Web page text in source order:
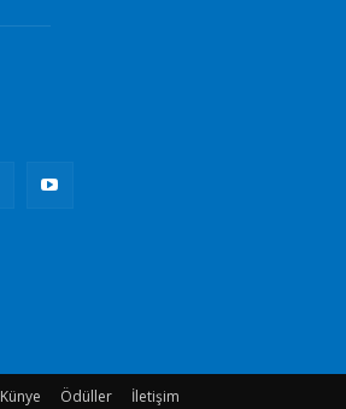
Künye Ödüller İletişim